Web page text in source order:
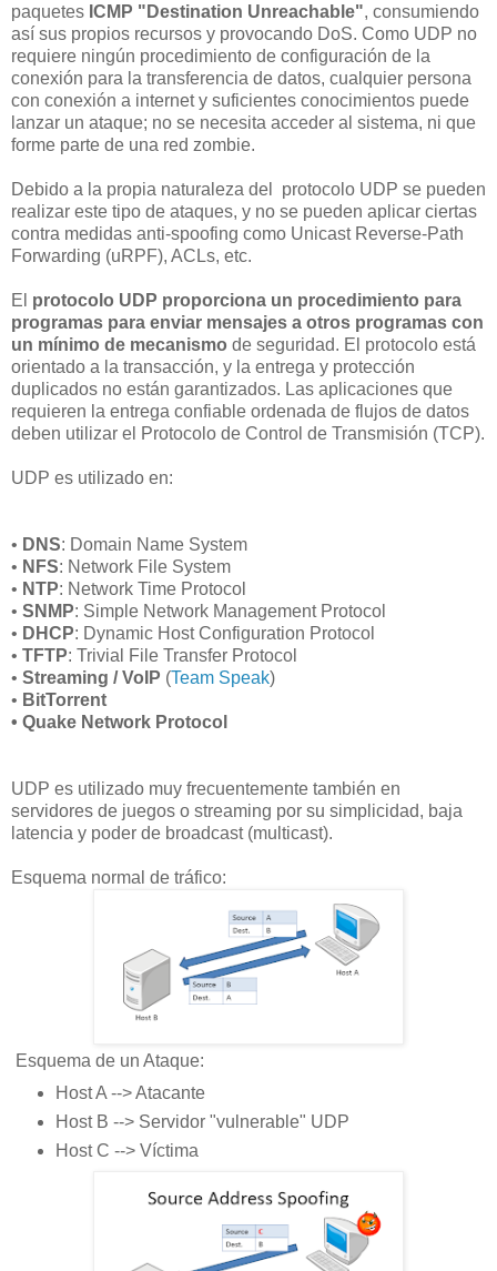
paquetes ICMP " Destination Unreachable", consumiendo
así sus propios recursos y provocando DoS. Como UDP no
requiere ningún procedimiento de configuración de la
conexión para la transferencia de datos, cualquier persona
con conexión a internet y suficientes conocimientos puede
lanzar un ataque; no se necesita acceder al sistema, ni que
forme parte de una red zombie.
Debido a la propia naturaleza del protocolo UDP se pueden
realizar este tipo de ataques, y no se pueden aplicar ciertas
contra medidas anti-spoofing como Unicast Reverse-Path
Forwarding (uRPF), ACLs, etc.
El protocolo UDP proporciona un procedimiento para
programas para enviar mensajes a otros programas con
un mínimo de mecanismo de seguridad. El protocolo está
orientado a la transacción, y la entrega y protección
duplicados no están garantizados. Las aplicaciones que
requieren la entrega confiable ordenada de flujos de datos
deben utilizar el Protocolo de Control de Transmisión (TCP).
UDP es utilizado en:
• DNS: Domain Name System
• NFS: Network File System
• NTP: Network Time Protocol
• SNMP: Simple Network Management Protocol
• DHCP: Dynamic Host Configuration Protocol
• TFTP: Trivial File Transfer Protocol
• Streaming / VoIP (Team Speak)
• BitTorrent
• Quake Network Protocol
UDP es utilizado muy frecuentemente también en
servidores de juegos o streaming por su simplicidad, baja
latencia y poder de broadcast (multicast).
Esquema normal de tráfico:
Esquema de un Ataque:
Host A --> Atacante
Host B --> Servidor "vulnerable" UDP
Host C --> Víctima